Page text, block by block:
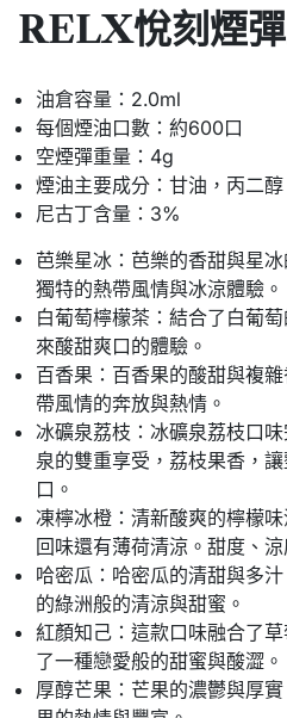
RELX悅刻煙
油倉容量：2.0ml
每個煙油口數：約600口
空煙彈重量：4g
煙油主要成分：甘油，丙二
尼古丁含量：3%
芭樂星冰：芭樂的香甜與星
獨特的熱帶風情與冰涼體驗。
白葡萄檸檬茶：結合了白葡
來酸甜爽口的體驗。
百香果：百香果的酸甜與複
帶風情的奔放與熱情。
冰礦泉荔枝：冰礦泉荔枝口
泉的雙重享受，荔枝果香，
口。
凍檸冰橙：清新酸爽的檸檬
回味還有薄荷清涼。甜度、涼
哈密瓜：哈密瓜的清甜與多
的綠洲般的清涼與甜蜜。
紅顏知己：這款口味融合了
了一種戀愛般的甜蜜與酸澀。
厚醇芒果：芒果的濃鬱與厚